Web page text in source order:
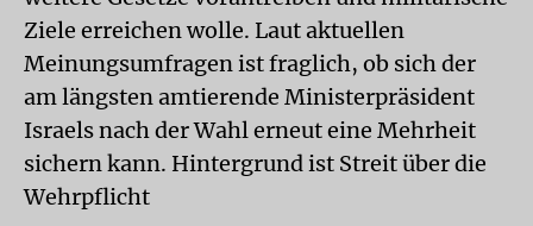
Ziele erreichen wolle. Laut aktuellen
Meinungsumfragen ist fraglich, ob sich der
am längsten amtierende Ministerpräsident
Israels nach der Wahl erneut eine Mehrheit
sichern kann. Hintergrund ist Streit über die
Wehrpflicht